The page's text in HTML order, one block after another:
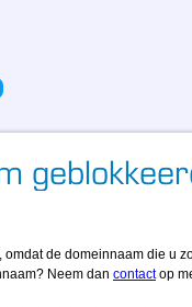
de domeinnaam die u
Neem dan contactop